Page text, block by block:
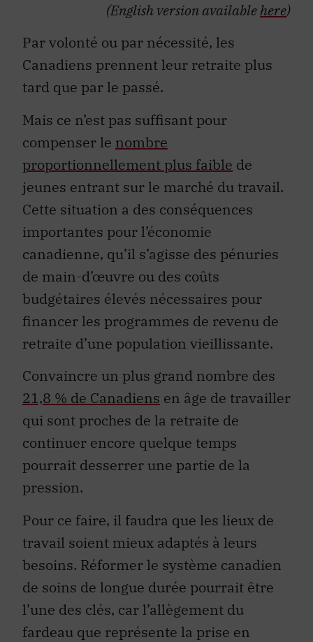
(English version availablehere)
Par volonté ou par nécessité, les
Canadiens prennent leur retraite plus
tard que par le passé.
Mais ce n’est pas suffisant pour
compenser le nombre
proportionnellement plus faible de
jeunes entrant sur le marché du travail.
Cette situation a des conséquences
importantes pour l’économie
canadienne, qu’il s’agisse des pénuries
de main-d’œuvre ou des coûts
budgétaires élevés nécessaires pour
financer les programmes de revenu de
retraite d’une population vieillissante.
Convaincre un plus grand nombre des
21,8 % de Canadiens en âge de travailler
qui sont proches de la retraite de
continuer encore quelque temps
pourrait desserrer une partie de la
pression.
Pour ce faire, il faudra que les lieux de
travail soient mieux adaptés à leurs
besoins. Réformer le système canadien
de soins de longue durée pourrait être
l’une des clés, car l’allègement du
fardeau que représente la prise en